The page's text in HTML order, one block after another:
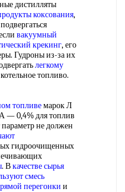
дистилляты
коксования,
вакуумный
крекинг, его
Гудроны из-за их
легкому
топливо.
топливемарок Л
— 0,4% для топлив
параметр не должен
гидроочищенных
. Вкачестве сырья
смесь
перегонки и